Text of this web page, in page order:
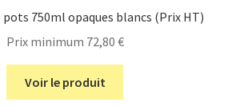
pots 750ml opaques blancs (Prix HT)
Prix minimum 72,80 €
Voir le produit